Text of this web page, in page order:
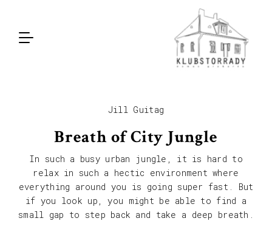
Jill Guitag
Breath of City Jungle
In such a busy urban jungle, it is hard to
relax in such a hectic environment where
everything around you is going super fast. But
if you look up, you might be able to find a
small gap to step back and take a deep breath.